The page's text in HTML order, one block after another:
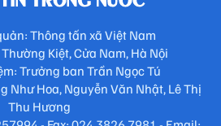
Thông tấn xã Việt Nam
Kiệt, Cửa Nam, Hà Nội
Trưởng ban Trần Ngọc Tú
Như Hoa, Nguyễn Văn Nhật, Lê Thị
Thu Hương